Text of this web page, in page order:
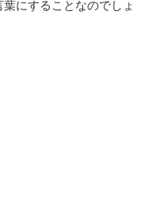
にすることなのでしょ